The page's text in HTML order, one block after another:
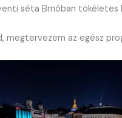
séta Brnóban tökéletes
megtervezem az egész